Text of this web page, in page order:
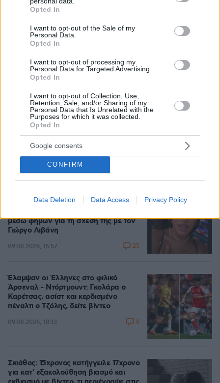
grant or deny consent to Google and its third-party tags to
use your data for below specified purposes in below Google
consent section.
Opted In
I want to opt-out of the Sale of my
Personal Data.
Opted In
I want to opt-out of processing my
Personal Data for Targeted Advertising.
Opted In
I want to opt-out of Collection, Use,
Retention, Sale, and/or Sharing of my
Personal Data that Is Unrelated with the
Purposes for which it was collected.
Opted In
Google consents
CONFIRM
Data Deletion Data Access Privacy Policy
Η Πολιτική Αεροπορία διαπίστωσε
κενό στον νόμο όταν ένας... απίθανος
τύπος προσγείωσε το ελικόπτερό του
λουόμενους - Παρέμβαση Εισαγγελέα
09.08.2026, 14:15
Πώς ο Μέγας Αλέξανδρος συνέτριψε
τους Ιλλυριούς: Οι μεγάλες νίκες του
Έλληνα στρατηλάτη στα Βαλκάνια
πριν 37 λεπτά
Ανάρτηση με υπονοούμενα: «Κάποιοι
άντρες είναι απλά κατώτεροι των
μέσω φημών για τη σχέση της με τον
Γιώργο Λιβάνη
09.08.2026, 15:57 25
Έλαμψαν οι Έλληνες στο φιλικό
Άρσεναλ - Ντόρτμουντ: Γκολάρα ο
Καρέτσας, ασίστ και κερδισμένο
πέναλτι ο Τζόλης, δείτε βίντεο
09.08.2026, 18:13 6
Σκιάθος: 15χρονος κατήγγειλε 17χρονο
για κατ' εξακολούθηση βιασμό και